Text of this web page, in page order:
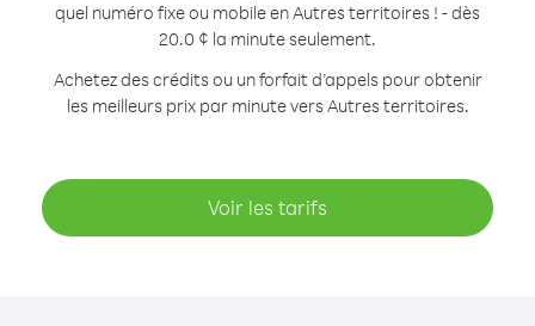
quel numéro fixe ou mobile en Autres territoires ! - dès
20.0 ¢ la minute seulement.
Achetez des crédits ou un forfait d’appels pour obtenir
les meilleurs prix par minute vers Autres territoires.
Voir les tarifs